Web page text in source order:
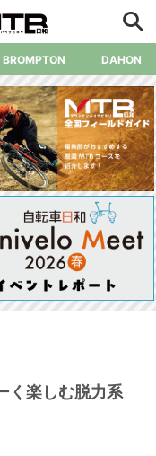
BROMPTON DAHON
く楽しむ脱力系